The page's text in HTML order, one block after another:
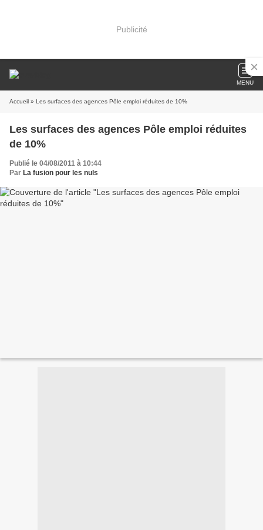
Publicité
MENU
Accueil » Les surfaces des agences Pôle emploi réduites de 10%
Les surfaces des agences Pôle emploi réduites
de 10%
Publié le 04/08/2011 à 10:44
Par La fusion pour les nuls